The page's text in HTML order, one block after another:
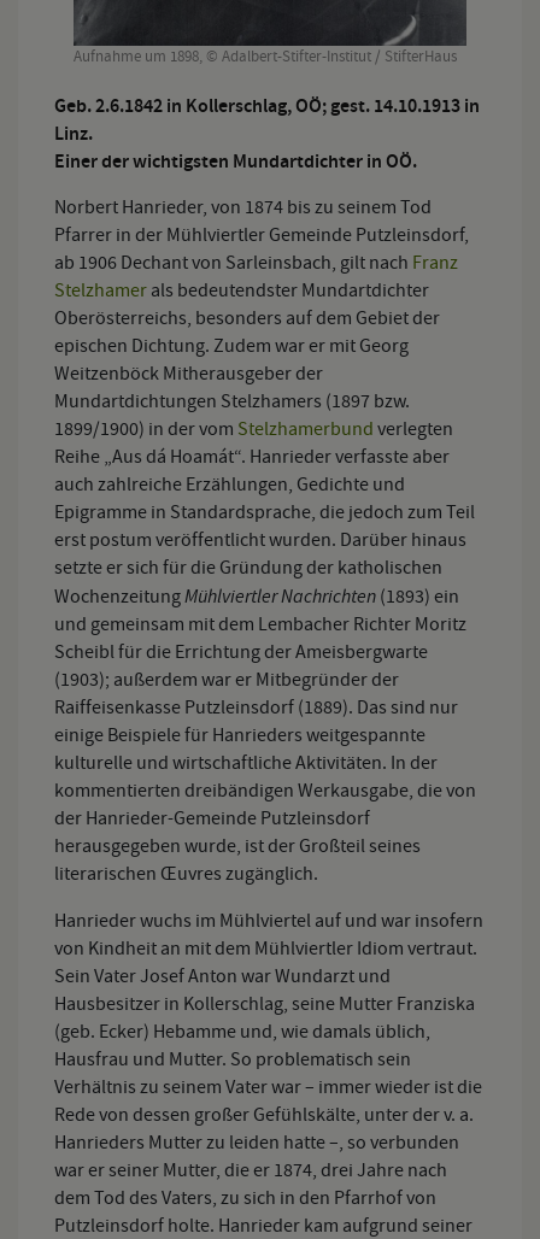
Aufnahme um 1898, © Adalbert-Stifter-Institut / StifterHaus
Geb. 2.6.1842 in Kollerschlag, OÖ; gest. 14.10.1913 in
Linz.
Einer der wichtigsten Mundartdichter in OÖ.
Norbert Hanrieder, von 1874 bis zu seinem Tod
Pfarrer in der Mühlviertler Gemeinde Putzleinsdorf,
ab 1906 Dechant von Sarleinsbach, gilt nach Franz
Stelzhamer als bedeutendster Mundartdichter
Oberösterreichs, besonders auf dem Gebiet der
epischen Dichtung. Zudem war er mit Georg
Weitzenböck Mitherausgeber der
Mundartdichtungen Stelzhamers (1897 bzw.
1899/1900) in der vom Stelzhamerbund verlegten
Reihe „Aus dá Hoamát“. Hanrieder verfasste aber
auch zahlreiche Erzählungen, Gedichte und
Epigramme in Standardsprache, die jedoch zum Teil
erst postum veröffentlicht wurden. Darüber hinaus
setzte er sich für die Gründung der katholischen
WochenzeitungMühlviertler Nachrichten (1893) ein
und gemeinsam mit dem Lembacher Richter Moritz
Scheibl für die Errichtung der Ameisbergwarte
(1903); außerdem war er Mitbegründer der
Raiffeisenkasse Putzleinsdorf (1889). Das sind nur
einige Beispiele für Hanrieders weitgespannte
kulturelle und wirtschaftliche Aktivitäten. In der
kommentierten dreibändigen Werkausgabe, die von
der Hanrieder-Gemeinde Putzleinsdorf
herausgegeben wurde, ist der Großteil seines
literarischen Œuvres zugänglich.
Hanrieder wuchs im Mühlviertel auf und war insofern
von Kindheit an mit dem Mühlviertler Idiom vertraut.
Sein Vater Josef Anton war Wundarzt und
Hausbesitzer in Kollerschlag, seine Mutter Franziska
(geb. Ecker) Hebamme und, wie damals üblich,
Hausfrau und Mutter. So problematisch sein
Verhältnis zu seinem Vater war – immer wieder ist die
Rede von dessen großer Gefühlskälte, unter der v. a.
Hanrieders Mutter zu leiden hatte –, so verbunden
war er seiner Mutter, die er 1874, drei Jahre nach
dem Tod des Vaters, zu sich in den Pfarrhof von
Putzleinsdorf holte. Hanrieder kam aufgrund seiner